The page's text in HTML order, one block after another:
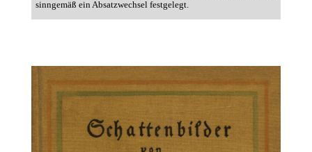
sinngemäß ein Absatzwechsel festgelegt.